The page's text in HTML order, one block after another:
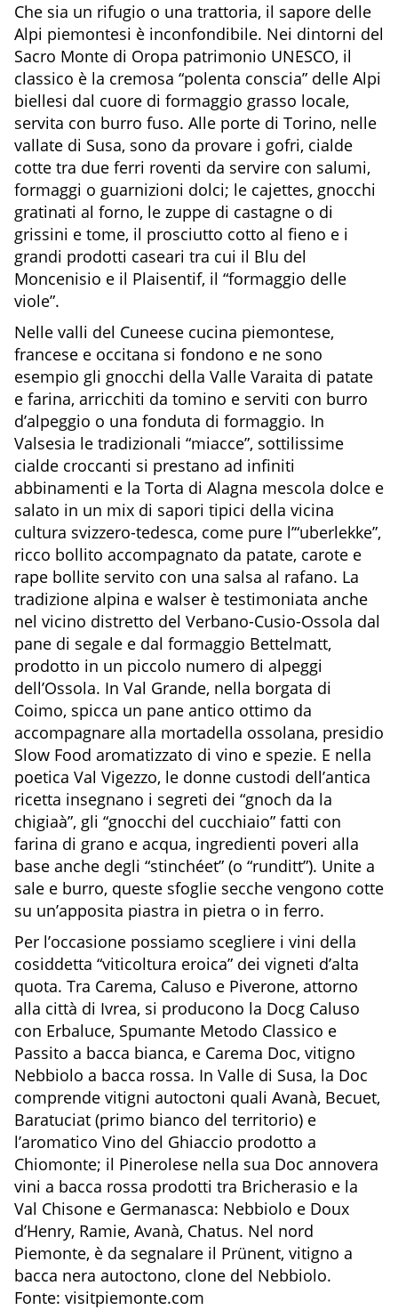
Che sia un rifugio o una trattoria, il sapore delle
Alpi piemontesi è inconfondibile. Nei dintorni del
Sacro Monte di Oropa patrimonio UNESCO, il
classico è la cremosa “polenta conscia” delle Alpi
biellesi dal cuore di formaggio grasso locale,
servita con burro fuso. Alle porte di Torino, nelle
vallate di Susa, sono da provare i gofri, cialde
cotte tra due ferri roventi da servire con salumi,
formaggi o guarnizioni dolci; le cajettes, gnocchi
gratinati al forno, le zuppe di castagne o di
grissini e tome, il prosciutto cotto al fieno e i
grandi prodotti caseari tra cui il Blu del
Moncenisio e il Plaisentif, il “formaggio delle
viole”.
Nelle valli del Cuneese cucina piemontese,
francese e occitana si fondono e ne sono
esempio gli gnocchi della Valle Varaita di patate
e farina, arricchiti da tomino e serviti con burro
d’alpeggio o una fonduta di formaggio. In
Valsesia le tradizionali “miacce”, sottilissime
cialde croccanti si prestano ad infiniti
abbinamenti e la Torta di Alagna mescola dolce e
salato in un mix di sapori tipici della vicina
cultura svizzero-tedesca, come pure l’“uberlekke”,
ricco bollito accompagnato da patate, carote e
rape bollite servito con una salsa al rafano. La
tradizione alpina e walser è testimoniata anche
nel vicino distretto del Verbano-Cusio-Ossola dal
pane di segale e dal formaggio Bettelmatt,
prodotto in un piccolo numero di alpeggi
dell’Ossola. In Val Grande, nella borgata di
Coimo, spicca un pane antico ottimo da
accompagnare alla mortadella ossolana, presidio
Slow Food aromatizzato di vino e spezie. E nella
poetica Val Vigezzo, le donne custodi dell’antica
ricetta insegnano i segreti dei “gnoch da la
chigiaà”, gli “gnocchi del cucchiaio” fatti con
farina di grano e acqua, ingredienti poveri alla
base anche degli “stinchéet” (o “runditt”). Unite a
sale e burro, queste sfoglie secche vengono cotte
su un’apposita piastra in pietra o in ferro.
Per l’occasione possiamo scegliere i vini della
cosiddetta “viticoltura eroica” dei vigneti d’alta
quota. Tra Carema, Caluso e Piverone, attorno
alla città di Ivrea, si producono la Docg Caluso
con Erbaluce, Spumante Metodo Classico e
Passito a bacca bianca, e Carema Doc, vitigno
Nebbiolo a bacca rossa. In Valle di Susa, la Doc
comprende vitigni autoctoni quali Avanà, Becuet,
Baratuciat (primo bianco del territorio) e
l’aromatico Vino del Ghiaccio prodotto a
Chiomonte; il Pinerolese nella sua Doc annovera
vini a bacca rossa prodotti tra Bricherasio e la
Val Chisone e Germanasca: Nebbiolo e Doux
d’Henry, Ramie, Avanà, Chatus. Nel nord
Piemonte, è da segnalare il Prünent, vitigno a
bacca nera autoctono, clone del Nebbiolo.
Fonte: visitpiemonte.com